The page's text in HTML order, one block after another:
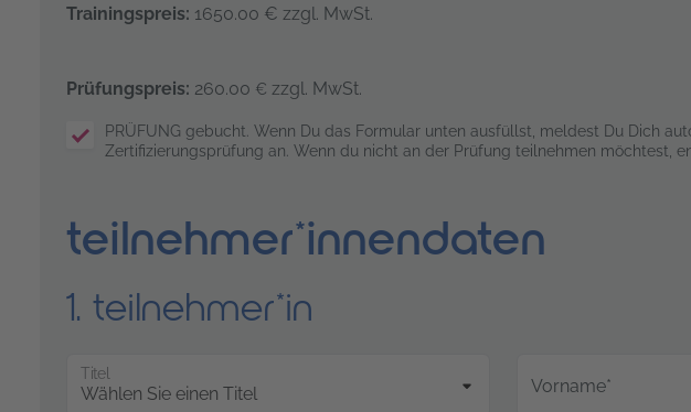
Trainingspreis: 1650.00 € zzgl. MwSt.
Prüfungspreis: 260.00 € zzgl. MwSt.
PRÜFUNG gebucht. Wenn Du das Formular unten ausfüllst, meldest Du Dich
Zertifizierungsprüfung an. Wenn du nicht an der Prüfung teilnehmen möchtest,
teilnehmer*innendaten
1. teilnehmer*in
Titel
Vorname*